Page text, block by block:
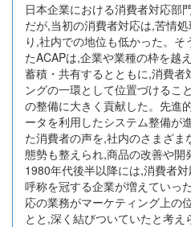
日本企業における消費者対応部
だが,当初の消費者対応は,苦情
り,社内での地位も低かった。
たACAPは,企業や業種の枠を越
蓄積・共有するとともに,消費者
ングの一環として位置づけるこ
の整備に大きく貢献した。先進
ータを利用したシステム整備が
た消費者の声を,社内のさまざま
態勢も整えられ,商品の改善や開
1980年代後半以降には,消費者
呼称を冠する企業が増えていっ
応の業務がマーケティング上の
とと,深く結びついていたと考え